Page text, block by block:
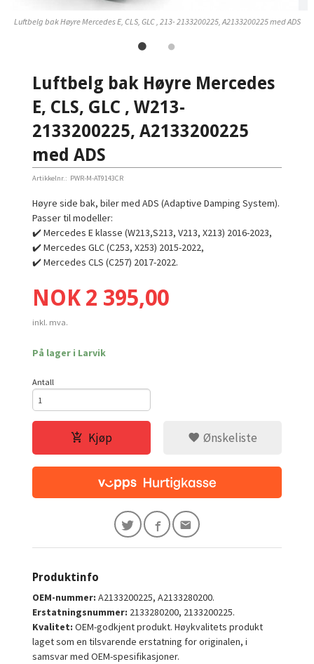
Luftbelg bak Høyre Mercedes E, CLS, GLC , 213- 2133200225, A2133200225 med ADS
Luftbelg bak Høyre Mercedes
E, CLS, GLC , W213-
2133200225, A2133200225
med ADS
Artikkelnr.: PWR-M-AT9143CR
Høyre side bak, biler med ADS (Adaptive Damping System).
Passer til modeller:
✔️ Mercedes E klasse (W213,S213, V213, X213) 2016-2023,
✔️ Mercedes GLC (C253, X253) 2015-2022,
✔️ Mercedes CLS (C257) 2017-2022.
Pris
NOK 2 395,00
inkl. mva.
På lager i Larvik
Antall
Kjøp Ønskeliste
Produktinfo
OEM-nummer: A2133200225, A2133280200.
Erstatningsnummer: 2133280200, 2133200225.
Kvalitet: OEM-godkjent produkt. Høykvalitets produkt
laget som en tilsvarende erstatning for originalen, i
samsvar med OEM-spesifikasjoner.